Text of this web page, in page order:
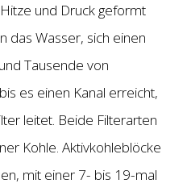
und Druck geformt
das Wasser, sich einen
Tausende von
es einen Kanal erreicht,
leitet. Beide Filterarten
Kohle. Aktivkohleblöcke
mit einer 7- bis 19-mal